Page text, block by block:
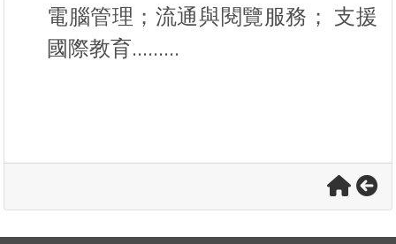
電腦管理；流通與閱覽服務； 支援
國際教育.........